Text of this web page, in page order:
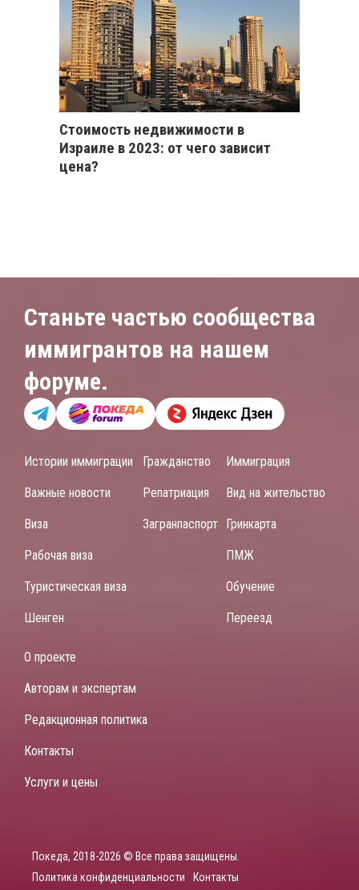
Стоимость недвижимости в
Израиле в 2023: от чего зависит
цена?
Станьте частью сообщества
иммигрантов на нашем
форуме.
Истории иммиграции
Важные новости
Виза
Рабочая виза
Туристическая виза
Шенген
Гражданство
Репатриация
Загранпаспорт
Иммиграция
Вид на жительство
Гринкарта
ПМЖ
Обучение
Переезд
О проекте
Авторам и экспертам
Редакционная политика
Контакты
Услуги и цены
Покеда, 2018-2026 © Все права защищены.
Политика конфиденциальности
Контакты